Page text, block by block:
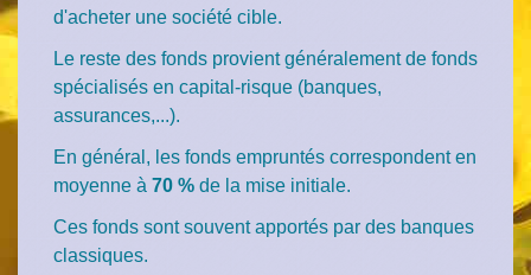
d'acheter une société cible.
Le reste des fonds provient généralement de fonds
spécialisés en capital-risque (banques,
assurances,...).
En général, les fonds empruntés correspondent en
moyenne à 70 % de la mise initiale.
Ces fonds sont souvent apportés par des banques
classiques.